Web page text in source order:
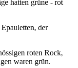
hatten grüne - rot
der
roten Rock,
waren grün.